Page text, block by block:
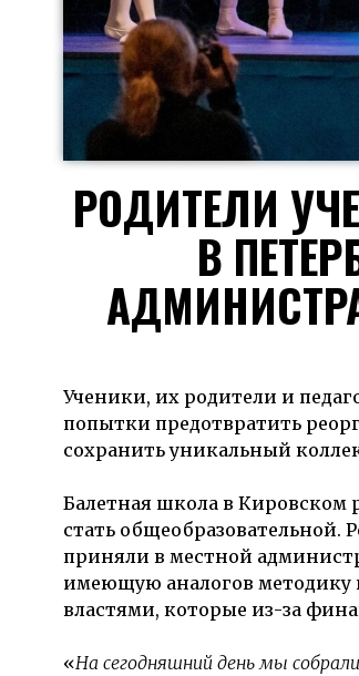
РОДИТЕЛИ
В
Ученики, их родители и
попытки предотвратить
сохранить уникальный
Балетная школа в Кировском
стать
приняли в местной
имеющую аналогов методику
властями, которые из-за
«На сегодняшний день мы